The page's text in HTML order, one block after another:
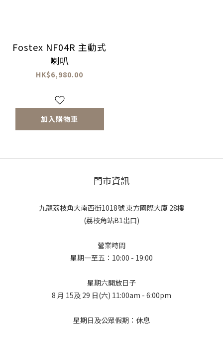
Fostex NF04R 主動式
喇叭
HK$6,980.00
加入購物車
門市資訊
九龍荔枝角大南西街1018號 東方國際大廈 28樓
(荔枝角站B1出口)
營業時間
星期一至五：10:00 - 19:00
星期六開放日子
8 月 15及 29 日(六) 11:00am - 6:00pm
星期日及公眾假期：休息